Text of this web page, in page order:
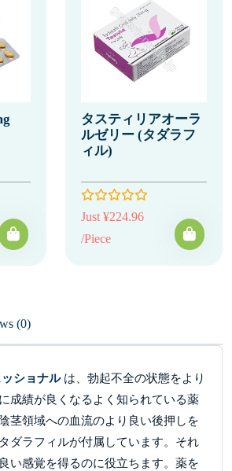
タスティリアオーラ
ルゼリー (タダラフ
ィル)
Just ¥224.96
/Piece
Reviews (0)
ショナルは、勃起不全の状態をより
成績が良くなるよく知られている薬
茎領域への血流のより良い後押しを
ダラフィルが付属しています。それ
い感覚を得るのに役立ちます。薬を